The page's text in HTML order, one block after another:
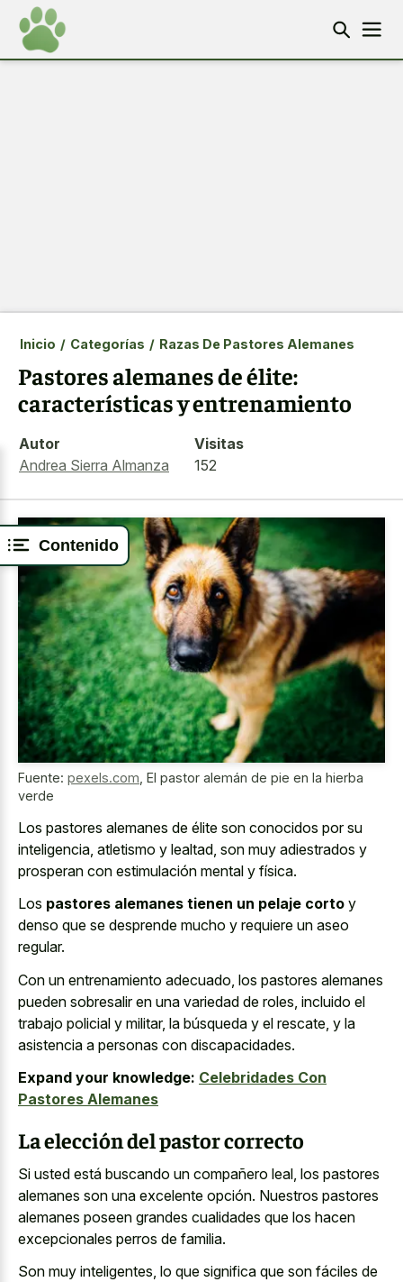
Contenido
Inicio / Categorías / Razas De Pastores Alemanes
Pastores alemanes de élite:
características y entrenamiento
Autor
Andrea Sierra Almanza
Visitas
152
Fuente: pexels.com El pastor alemán de pie en la hierba
verde
Los pastores alemanes de élite son conocidos por su
inteligencia, atletismo y lealtad, son muy adiestrados y
prosperan con estimulación mental y física.
Los pastores alemanes tienen un pelaje corto y
denso que se desprende mucho y requiere un aseo
regular.
Con un entrenamiento adecuado, los pastores alemanes
pueden sobresalir en una variedad de roles, incluido el
trabajo policial y militar, la búsqueda y el rescate, y la
asistencia a personas con discapacidades.
Expand your knowledge: Celebridades Con
Pastores Alemanes
La elección del pastor correcto
Si usted está buscando un compañero leal, los pastores
alemanes son una excelente opción. Nuestros pastores
alemanes poseen grandes cualidades que los hacen
excepcionales perros de familia.
Son muy inteligentes, lo que significa que son fáciles de